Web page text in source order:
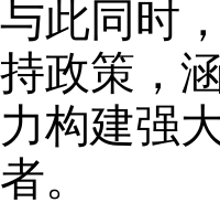
与此同时
持政策，
力构建强
者。